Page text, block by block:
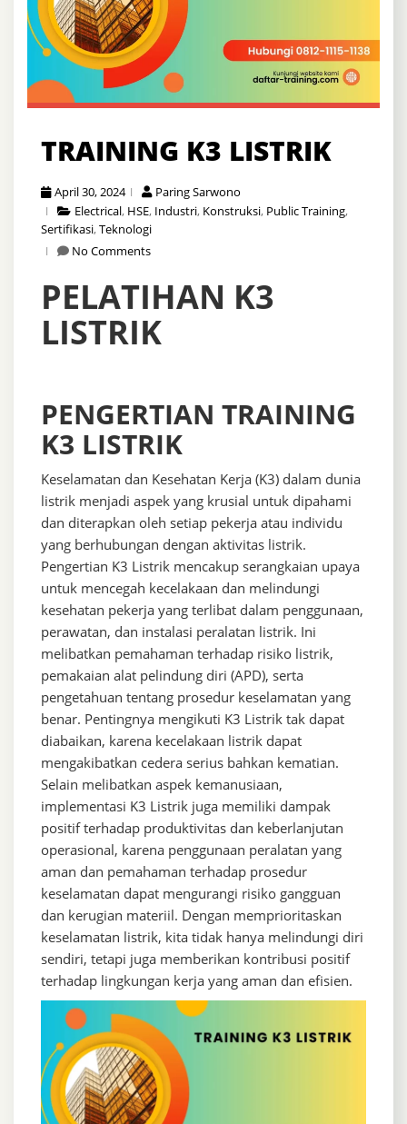
TRAINING K3 LISTRIK
April 30, 2024
Paring Sarwono
Electrical, HSE, Industri, Konstruksi, Public Training,
Sertifikasi,Teknologi
No Comments
PELATIHAN K3
LISTRIK
PENGERTIAN TRAINING
K3 LISTRIK
Keselamatan dan Kesehatan Kerja (K3) dalam dunia
listrik menjadi aspek yang krusial untuk dipahami
dan diterapkan oleh setiap pekerja atau individu
yang berhubungan dengan aktivitas listrik.
Pengertian K3 Listrik mencakup serangkaian upaya
untuk mencegah kecelakaan dan melindungi
kesehatan pekerja yang terlibat dalam penggunaan,
perawatan, dan instalasi peralatan listrik. Ini
melibatkan pemahaman terhadap risiko listrik,
pemakaian alat pelindung diri (APD), serta
pengetahuan tentang prosedur keselamatan yang
benar. Pentingnya mengikuti K3 Listrik tak dapat
diabaikan, karena kecelakaan listrik dapat
mengakibatkan cedera serius bahkan kematian.
Selain melibatkan aspek kemanusiaan,
implementasi K3 Listrik juga memiliki dampak
positif terhadap produktivitas dan keberlanjutan
operasional, karena penggunaan peralatan yang
aman dan pemahaman terhadap prosedur
keselamatan dapat mengurangi risiko gangguan
dan kerugian materiil. Dengan memprioritaskan
keselamatan listrik, kita tidak hanya melindungi diri
sendiri, tetapi juga memberikan kontribusi positif
terhadap lingkungan kerja yang aman dan efisien.